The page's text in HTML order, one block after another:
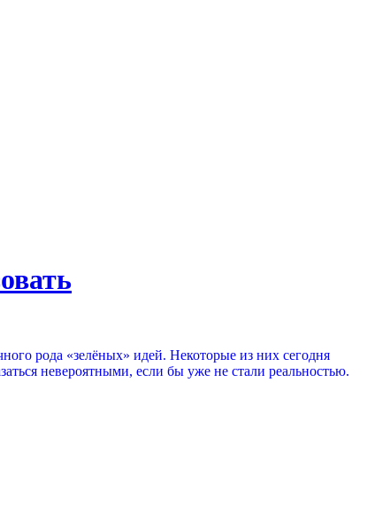
рода «зелёных» идей. Некоторые из них сегодня
невероятными, если бы уже не стали реальностью.